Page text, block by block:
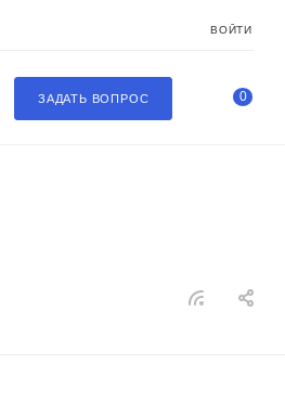
ВОЙТИ
ЗАДАТЬ ВОПРОС 0